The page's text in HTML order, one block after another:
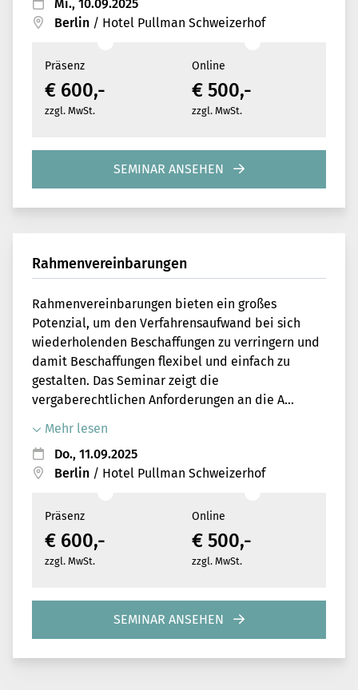
Mi., 10.09.2025
Berlin / Hotel Pullman Schweizerhof
Präsenz
€ 600,-
zzgl. MwSt.
Online
€ 500,-
zzgl. MwSt.
SEMINAR ANSEHEN
Rahmenvereinbarungen
Rahmenvereinbarungen bieten ein großes
Potenzial, um den Verfahrensaufwand bei sich
wiederholenden Beschaffungen zu verringern und
damit Beschaffungen flexibel und einfach zu
gestalten. Das Seminar zeigt die
vergaberechtlichen Anforderungen an die A...
Mehr lesen
Do., 11.09.2025
Berlin / Hotel Pullman Schweizerhof
Präsenz
€ 600,-
zzgl. MwSt.
Online
€ 500,-
zzgl. MwSt.
SEMINAR ANSEHEN